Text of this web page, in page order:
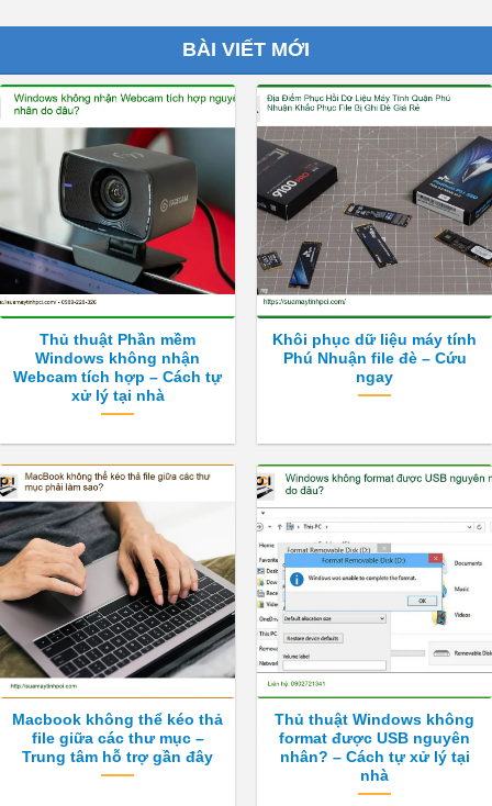
BÀI VIẾT MỚI
Thủ thuật Phần mềm
Windows không nhận
Webcam tích hợp – Cách tự
xử lý tại nhà
Khôi phục dữ liệu máy tính
Phú Nhuận file đè – Cứu
ngay
Macbook không thể kéo thả
file giữa các thư mục –
Trung tâm hỗ trợ gần đây
Thủ thuật Windows không
format được USB nguyên
nhân? – Cách tự xử lý tại
nhà